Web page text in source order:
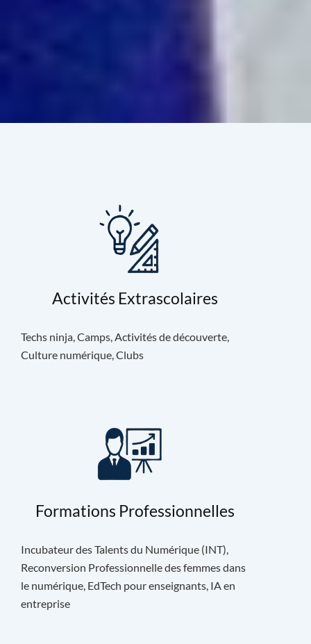
Activités Extrascolaires
Techs ninja, Camps, Activités de découverte,
Culture numérique, Clubs
Formations Professionnelles
Incubateur des Talents du Numérique (INT),
Reconversion Professionnelle des femmes dans
le numérique, EdTech pour enseignants, IA en
entreprise